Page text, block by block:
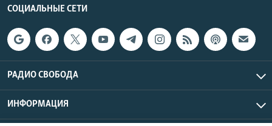
СОЦИАЛЬНЫЕ СЕТИ
РАДИО СВОБОДА
ИНФОРМАЦИЯ